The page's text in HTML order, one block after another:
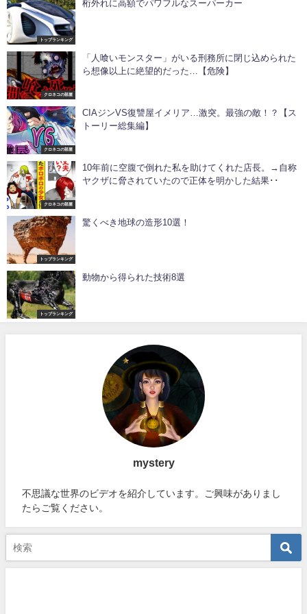
トップランキング
桁外れに高額でパワフルなスーパーカー
クロネコの部屋
「人喰いモンスター」がいる刑務所に閉じ込められた
ら想像以上に絶望的だった…【危険】
クロネコの部屋
CIAジンVS復讐屋イメリア…激突。最強の敵！？【ス
トーリー総集編】
クロネコの部屋
10年前に空腹で倒れた私を助けてくれた店長。→自称
ヤクザに脅されていたので正体を明かした結果･･
トップランキング
驚くべき地球の造形10選！
トップランキング
動物から得られた技術8選
mystery
不思議な世界のビデオを紹介しています。ご興味がありまし
たらご覧ください。